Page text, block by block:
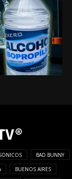
BAD BUNNY
BUENOS AIRES